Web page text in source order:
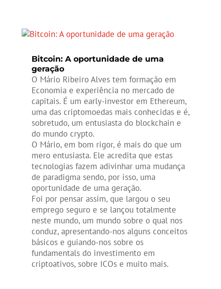
Bitcoin: A oportunidade de uma
geração
O Mário Ribeiro Alves tem formação em
Economia e experiência no mercado de
capitais. É um early-investor em Ethereum,
uma das criptomoedas mais conhecidas e é,
sobretudo, um entusiasta do blockchain e
do mundo crypto.
O Mário, em bom rigor, é mais do que um
mero entusiasta. Ele acredita que estas
tecnologias fazem adivinhar uma mudança
de paradigma sendo, por isso, uma
oportunidade de uma geração.
Foi por pensar assim, que largou o seu
emprego seguro e se lançou totalmente
neste mundo, um mundo sobre o qual nos
conduz, apresentando-nos alguns conceitos
básicos e guiando-nos sobre os
fundamentals do investimento em
criptoativos, sobre ICOs e muito mais.